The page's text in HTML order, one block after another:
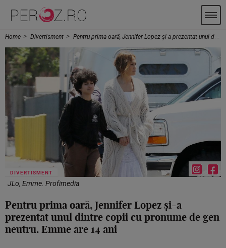
Home Divertisment Pentru prima oară, Jennifer Lopez și-a prezentat unul dintre copii cu pronume de gen neutru. Emme are 14 ani
DIVERTISMENT
JLo, Emme. Profimedia
Pentru prima oară, Jennifer Lopez și-a
prezentat unul dintre copii cu pronume de gen
neutru. Emme are 14 ani